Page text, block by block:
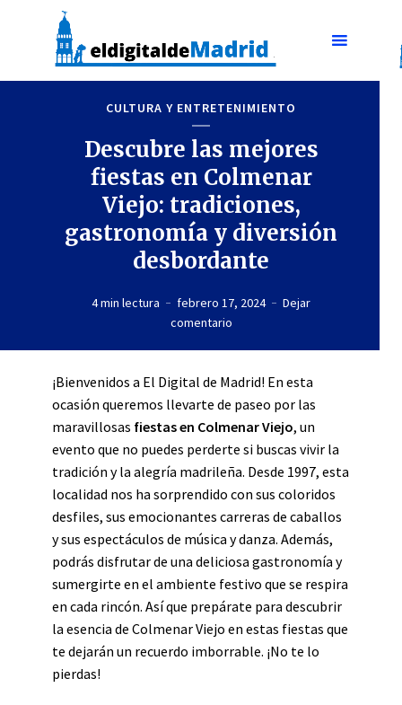
CULTURA Y ENTRETENIMIENTO
Descubre las mejores
fiestas en Colmenar
Viejo: tradiciones,
gastronomía y diversión
desbordante
4 min lectura febrero 17, 2024
Dejar
comentario
¡Bienvenidos a El Digital de Madrid! En esta
ocasión queremos llevarte de paseo por las
maravillosas fiestas en Colmenar Viejo, un
evento que no puedes perderte si buscas vivir la
tradición y la alegría madrileña. Desde 1997, esta
localidad nos ha sorprendido con sus coloridos
desfiles, sus emocionantes carreras de caballos
y sus espectáculos de música y danza. Además,
podrás disfrutar de una deliciosa gastronomía y
sumergirte en el ambiente festivo que se respira
en cada rincón. Así que prepárate para descubrir
la esencia de Colmenar Viejo en estas fiestas que
te dejarán un recuerdo imborrable. ¡No te lo
pierdas!